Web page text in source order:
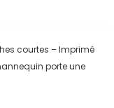
courtes – Imprimé
porte une